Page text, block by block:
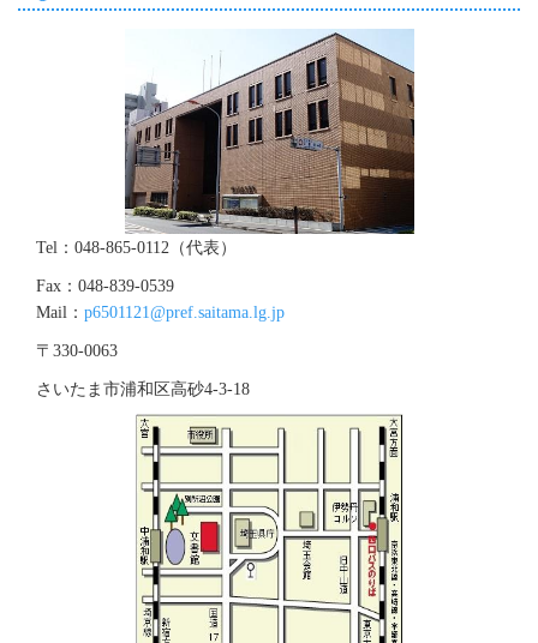
Tel：048-865-0112（代表）
Fax：048-839-0539
Mail： p6501121@pref.saitama.lg.jp
〒330-0063
さいたま市浦和区高砂4‐3‐18